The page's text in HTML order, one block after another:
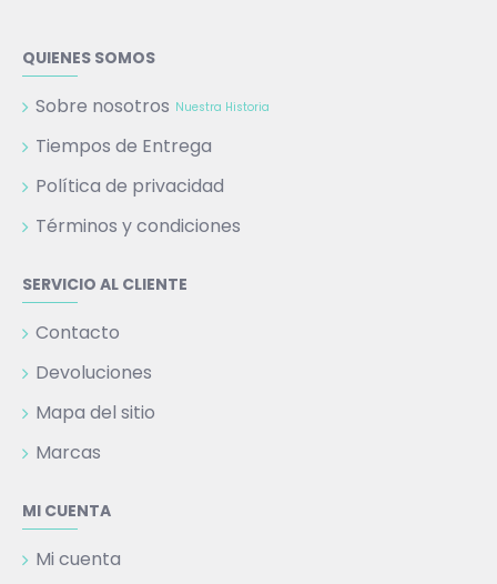
QUIENES SOMOS
Sobre nosotros Nuestra Historia
Tiempos de Entrega
Política de privacidad
Términos y condiciones
SERVICIO AL CLIENTE
Contacto
Devoluciones
Mapa del sitio
Marcas
MI CUENTA
Mi cuenta